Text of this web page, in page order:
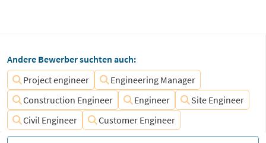
Andere Bewerber suchten auch:
Project engineer
Engineering Manager
Construction Engineer
Engineer
Site Engineer
Civil Engineer
Customer Engineer